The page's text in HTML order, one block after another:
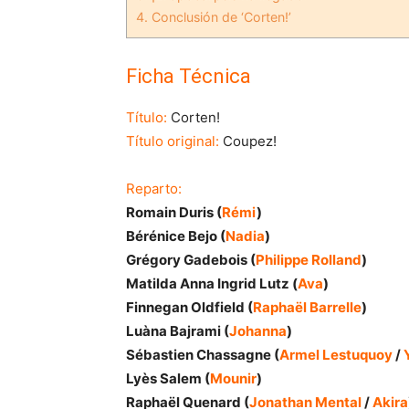
4. Conclusión de ‘Corten!’
Ficha Técnica
Título: Corten!
Título original: Coupez!
Reparto:
Romain Duris (Rémi)
Bérénice Bejo (Nadia)
Grégory Gadebois (Philippe Rolland)
Matilda Anna Ingrid Lutz (Ava)
Finnegan Oldfield (Raphaël Barrelle)
Luàna Bajrami (Johanna)
Sébastien Chassagne (Armel Lestuquoy/
Lyès Salem (Mounir)
Raphaël Quenard (Jonathan Mental/Akira